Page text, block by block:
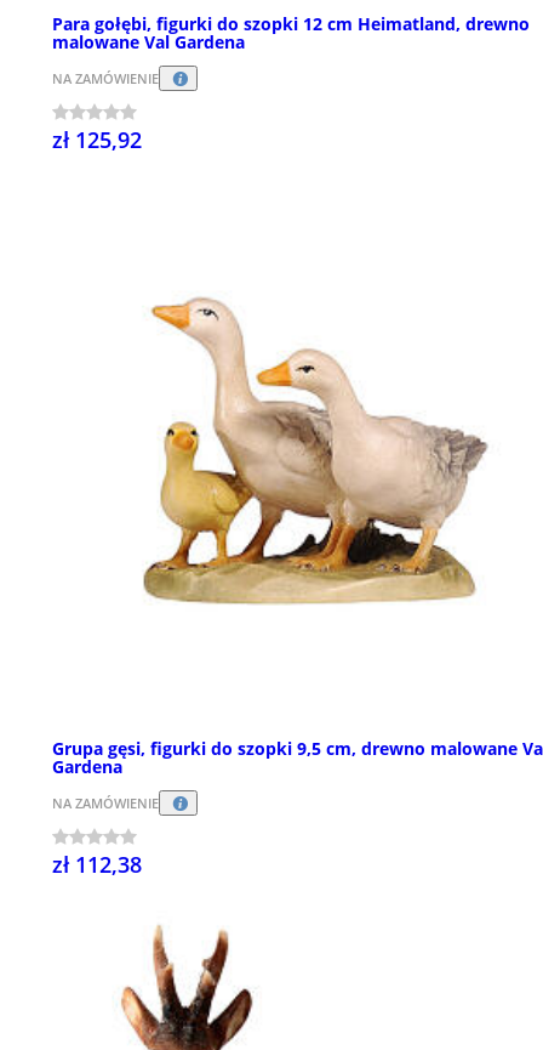
Para gołębi, figurki do szopki 12 cm Heimatland, drewno
malowane Val Gardena
NA ZAMÓWIENIE
zł 125,92
Grupa gęsi, figurki do szopki 9,5 cm, drewno malowane
Gardena
NA ZAMÓWIENIE
zł 112,38